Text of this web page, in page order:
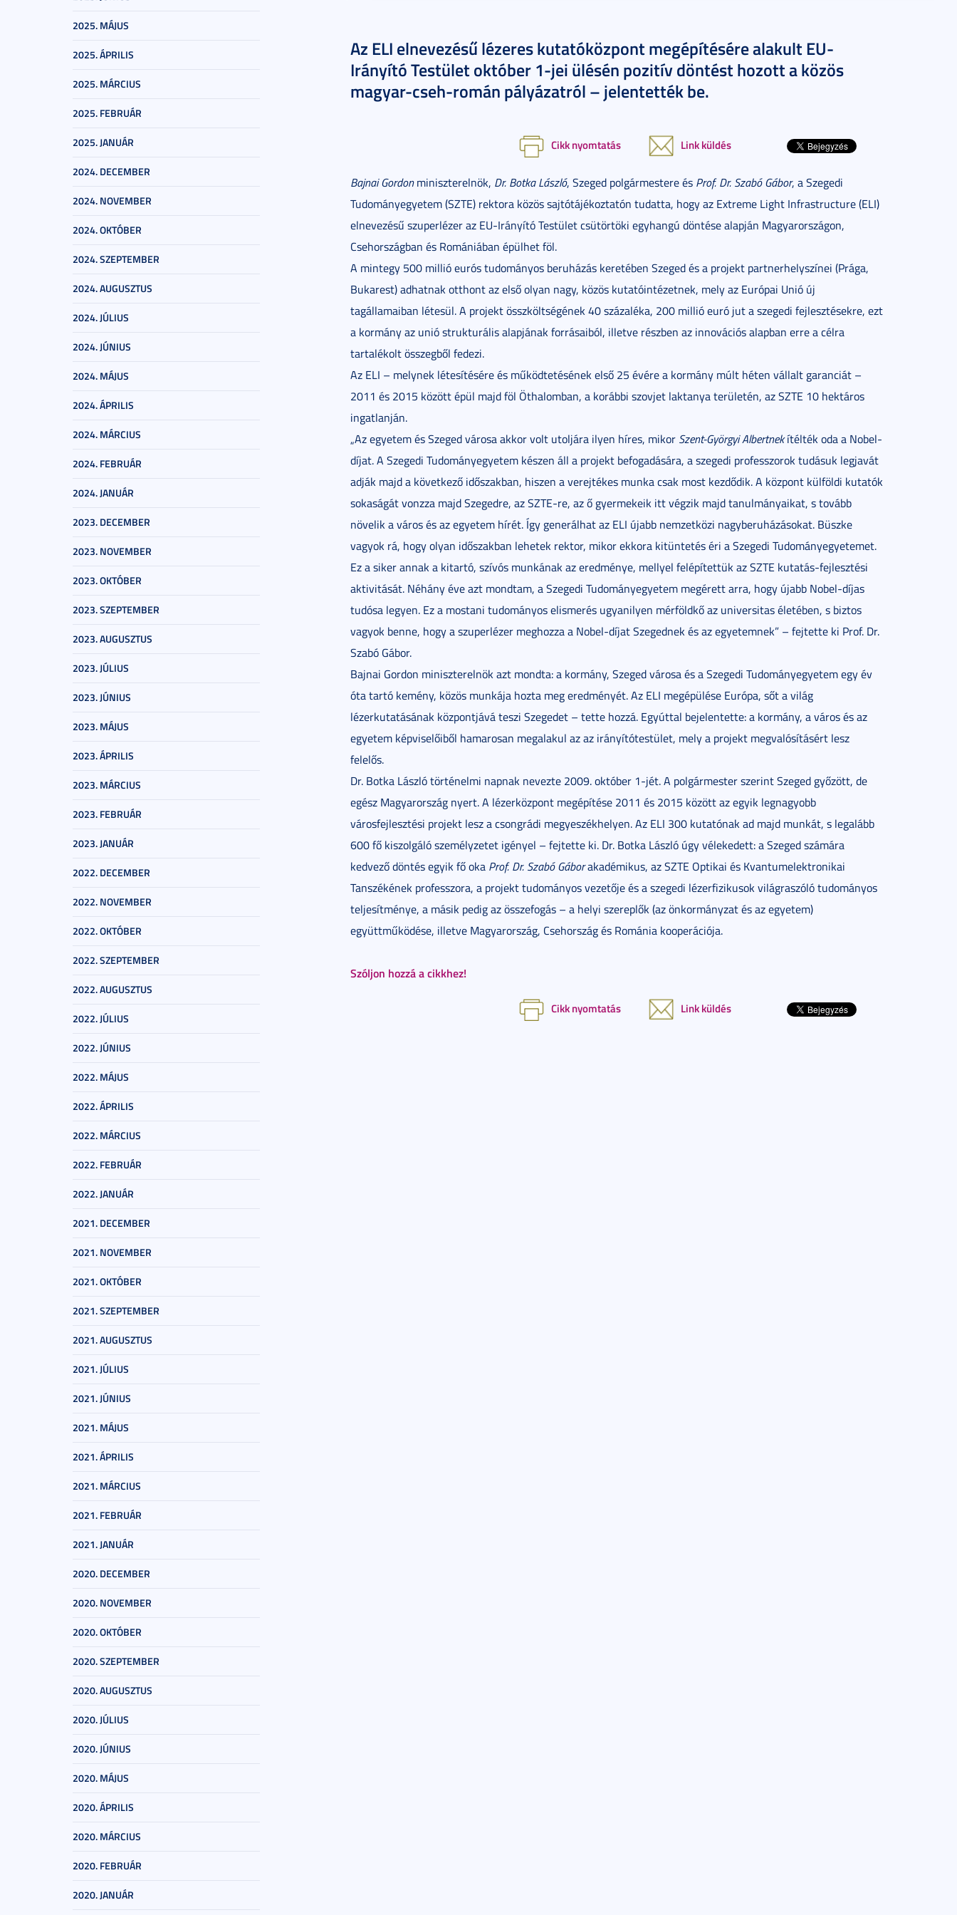
2025. MÁJUS
2025. ÁPRILIS
2025. MÁRCIUS
2025. FEBRUÁR
2025. JANUÁR
2024. DECEMBER
2024. NOVEMBER
2024. OKTÓBER
2024. SZEPTEMBER
2024. AUGUSZTUS
2024. JÚLIUS
2024. JÚNIUS
2024. MÁJUS
2024. ÁPRILIS
2024. MÁRCIUS
2024. FEBRUÁR
2024. JANUÁR
2023. DECEMBER
2023. NOVEMBER
2023. OKTÓBER
2023. SZEPTEMBER
2023. AUGUSZTUS
2023. JÚLIUS
2023. JÚNIUS
2023. MÁJUS
2023. ÁPRILIS
2023. MÁRCIUS
2023. FEBRUÁR
2023. JANUÁR
2022. DECEMBER
2022. NOVEMBER
2022. OKTÓBER
2022. SZEPTEMBER
2022. AUGUSZTUS
2022. JÚLIUS
2022. JÚNIUS
2022. MÁJUS
2022. ÁPRILIS
2022. MÁRCIUS
2022. FEBRUÁR
2022. JANUÁR
2021. DECEMBER
2021. NOVEMBER
2021. OKTÓBER
2021. SZEPTEMBER
2021. AUGUSZTUS
2021. JÚLIUS
2021. JÚNIUS
2021. MÁJUS
2021. ÁPRILIS
2021. MÁRCIUS
2021. FEBRUÁR
2021. JANUÁR
2020. DECEMBER
2020. NOVEMBER
2020. OKTÓBER
2020. SZEPTEMBER
2020. AUGUSZTUS
2020. JÚLIUS
2020. JÚNIUS
2020. MÁJUS
2020. ÁPRILIS
2020. MÁRCIUS
2020. FEBRUÁR
2020. JANUÁR
Az ELI elnevezésű lézeres kutatóközpont megépítésére alakult EU-
Irányító Testület október 1-jei ülésén pozitív döntést hozott a közös
magyar-cseh-román pályázatról – jelentették be.
Cikk nyomtatás Link küldés
Bajnai Gordonminiszterelnök, Dr. Botka László, Szeged polgármestere és Prof. Dr. Szabó Gábor, a Szegedi
Tudományegyetem (SZTE) rektora közös sajtótájékoztatón tudatta, hogy az Extreme Light Infrastructure (ELI)
elnevezésű szuperlézer az EU-Irányító Testület csütörtöki egyhangú döntése alapján Magyarországon,
Csehországban és Romániában épülhet föl.
A mintegy 500 millió eurós tudományos beruházás keretében Szeged és a projekt partnerhelyszínei (Prága,
Bukarest) adhatnak otthont az első olyan nagy, közös kutatóintézetnek, mely az Európai Unió új
tagállamaiban létesül. A projekt összköltségének 40 százaléka, 200 millió euró jut a szegedi fejlesztésekre, ezt
a kormány az unió strukturális alapjának forrásaiból, illetve részben az innovációs alapban erre a célra
tartalékolt összegből fedezi.
Az ELI – melynek létesítésére és működtetésének első 25 évére a kormány múlt héten vállalt garanciát –
2011 és 2015 között épül majd föl Öthalomban, a korábbi szovjet laktanya területén, az SZTE 10 hektáros
ingatlanján.
„Az egyetem és Szeged városa akkor volt utoljára ilyen híres, mikor Szent-Györgyi Albertnekítélték oda a Nobel-
díjat. A Szegedi Tudományegyetem készen áll a projekt befogadására, a szegedi professzorok tudásuk legjavát
adják majd a következő időszakban, hiszen a verejtékes munka csak most kezdődik. A központ külföldi kutatók
sokaságát vonzza majd Szegedre, az SZTE-re, az ő gyermekeik itt végzik majd tanulmányaikat, s tovább
növelik a város és az egyetem hírét. Így generálhat az ELI újabb nemzetközi nagyberuházásokat. Büszke
vagyok rá, hogy olyan időszakban lehetek rektor, mikor ekkora kitüntetés éri a Szegedi Tudományegyetemet.
Ez a siker annak a kitartó, szívós munkának az eredménye, mellyel felépítettük az SZTE kutatás-fejlesztési
aktivitását. Néhány éve azt mondtam, a Szegedi Tudományegyetem megérett arra, hogy újabb Nobel-díjas
tudósa legyen. Ez a mostani tudományos elismerés ugyanilyen mérföldkő az universitas életében, s biztos
vagyok benne, hogy a szuperlézer meghozza a Nobel-díjat Szegednek és az egyetemnek” – fejtette ki Prof. Dr.
Szabó Gábor.
Bajnai Gordon miniszterelnök azt mondta: a kormány, Szeged városa és a Szegedi Tudományegyetem egy év
óta tartó kemény, közös munkája hozta meg eredményét. Az ELI megépülése Európa, sőt a világ
lézerkutatásának központjává teszi Szegedet – tette hozzá. Egyúttal bejelentette: a kormány, a város és az
egyetem képviselőiből hamarosan megalakul az az irányítótestület, mely a projekt megvalósításért lesz
felelős.
Dr. Botka László történelmi napnak nevezte 2009. október 1-jét. A polgármester szerint Szeged győzött, de
egész Magyarország nyert. A lézerközpont megépítése 2011 és 2015 között az egyik legnagyobb
városfejlesztési projekt lesz a csongrádi megyeszékhelyen. Az ELI 300 kutatónak ad majd munkát, s legalább
600 fő kiszolgáló személyzetet igényel – fejtette ki. Dr. Botka László úgy vélekedett: a Szeged számára
kedvező döntés egyik fő oka Prof. Dr. Szabó Gáborakadémikus, az SZTE Optikai és Kvantumelektronikai
Tanszékének professzora, a projekt tudományos vezetője és a szegedi lézerfizikusok világraszóló tudományos
teljesítménye, a másik pedig az összefogás – a helyi szereplők (az önkormányzat és az egyetem)
együttműködése, illetve Magyarország, Csehország és Románia kooperációja.
Szóljon hozzá a cikkhez!
Cikk nyomtatás Link küldés